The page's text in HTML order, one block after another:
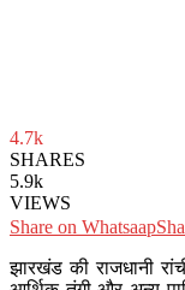
4.7k
SHARES
5.9k
VIEWS
Share on Whatsaap
झारखंड की राजधानी